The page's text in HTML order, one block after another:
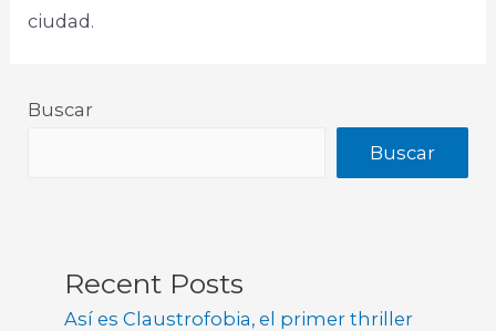
ciudad. ​
Buscar
Buscar
Recent Posts
Así es Claustrofobia, el primer thriller